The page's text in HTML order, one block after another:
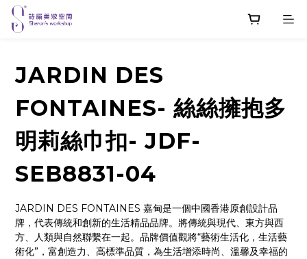
JARDIN DES
FONTAINES- 絲絲擁抱多
明莉絲巾扣- JDF-
SEB8831-04
JARDIN DES FONTAINES 嘉甸是一個中國香港原創設計品
牌，代表傳統和創新的生活精品品牌。將傳統與現代、東方與西
方、人類與自然聯繫在一起。品牌價值觀將“藝術生活化，生活藝
術化”，富創造力、高標準品質，為生活增添時尚、溫馨及幸福的